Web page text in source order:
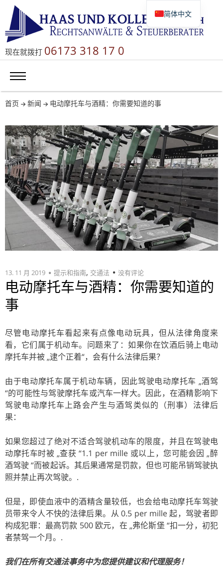
现在就拨打 06173 318 17 0
首页 新闻 电动摩托车与酒精：你需要知道的事
13. 11 月 2019 提示和指南, 交通法 没有评论
电动摩托车与酒精：你需要知道的
事
尽管电动摩托车看起来有点像电动玩具，但从法律角度来
看，它们属于机动车。问题来了：如果你在饮酒后骑上电动
摩托车并被 „逮个正着“，会有什么法律后果？
由于电动摩托车属于机动车辆，因此驾驶电动摩托车 „酒驾
“的可能性与驾驶摩托车或汽车一样大。因此，在酒精影响下
驾驶电动摩托车上路会产生与酒驾类似的（刑事）法律后
果：
如果您超过了绝对不适合驾驶机动车的限度，并且在驾驶电
动摩托车时被 „查获 “1.1 per mille 或以上，您可能会因 „醉
酒驾驶 “而被起诉。其后果通常是罚款，但也可能吊销驾驶执
照并禁止再次驾驶。.
但是，即使血液中的酒精含量较低，也会给电动摩托车驾驶
员带来令人不快的法律后果。从 0.5 per mille 起，驾驶者即
构成犯罪：最高罚款 500 欧元，在 „弗伦斯堡 “扣一分，初犯
者禁驾一个月。.
我们在所有交通法事务中为您提供建议和代理服务！
简体中文
Deutsch
Русский